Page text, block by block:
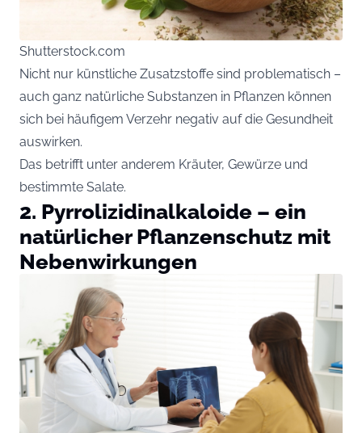
Shutterstock.com
Nicht nur künstliche Zusatzstoffe sind problematisch –
auch ganz natürliche Substanzen in Pflanzen können
sich bei häufigem Verzehr negativ auf die Gesundheit
auswirken.
Das betrifft unter anderem Kräuter, Gewürze und
bestimmte Salate.
2. Pyrrolizidinalkaloide – ein
natürlicher Pflanzenschutz mit
Nebenwirkungen